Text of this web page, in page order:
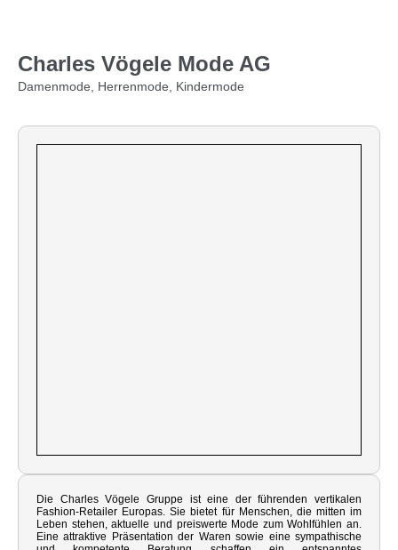
Charles Vögele Mode AG
Damenmode, Herrenmode, Kindermode
Die Charles Vögele Gruppe ist eine der führenden vertikalen
Fashion-Retailer Europas. Sie bietet für Menschen, die mitten im
Leben stehen, aktuelle und preiswerte Mode zum Wohlfühlen an.
Eine attraktive Präsentation der Waren sowie eine sympathische